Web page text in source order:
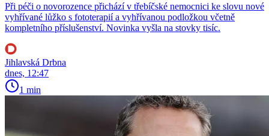
Při péči o novorozence přichází v třebíčské nemocnici ke slovu nové
vyhřívané lůžko s fototerapií a vyhřívanou podložkou včetně
kompletního příslušenství. Novinka vyšla na stovky tisíc.
Jihlavská Drbna
dnes, 12:47
1 min